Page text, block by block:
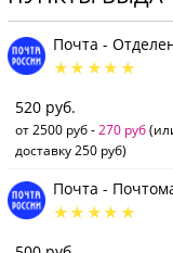
Почта -
520 руб.
от 2500 руб - 270 руб
доставку 250 руб)
Почта -